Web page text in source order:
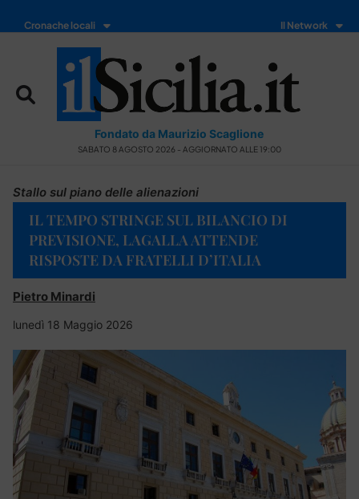
Cronache locali Il Network
Fondato da Maurizio Scaglione
SABATO 8 AGOSTO 2026 - AGGIORNATO ALLE 19:00
Stallo sul piano delle alienazioni
IL TEMPO STRINGE SUL BILANCIO DI
PREVISIONE, LAGALLA ATTENDE
RISPOSTE DA FRATELLI D’ITALIA
Pietro Minardi
lunedì 18 Maggio 2026